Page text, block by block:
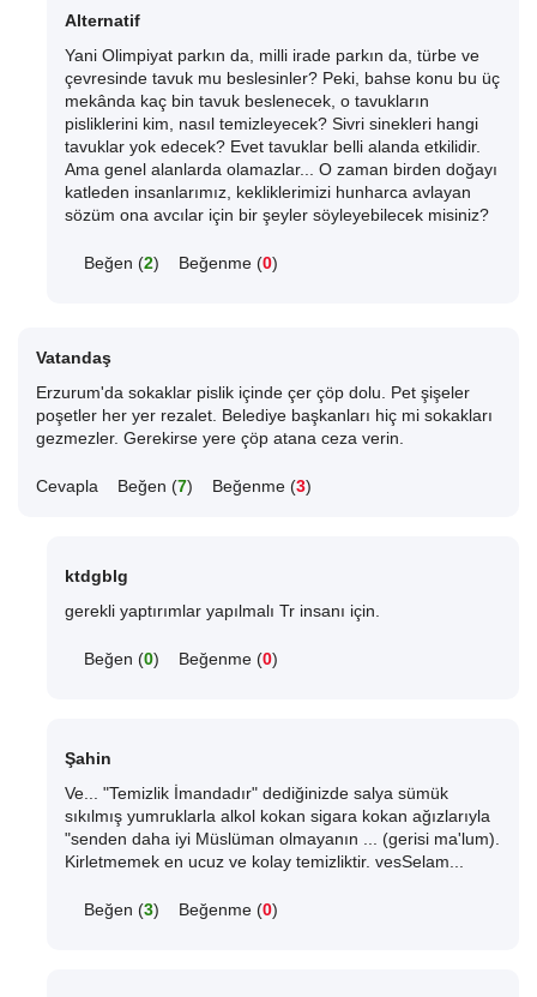
Alternatif
Yani Olimpiyat parkın da, milli irade parkın da, türbe ve
çevresinde tavuk mu beslesinler? Peki, bahse konu bu üç
mekânda kaç bin tavuk beslenecek, o tavukların
pisliklerini kim, nasıl temizleyecek? Sivri sinekleri hangi
tavuklar yok edecek? Evet tavuklar belli alanda etkilidir.
Ama genel alanlarda olamazlar... O zaman birden doğayı
katleden insanlarımız, kekliklerimizi hunharca avlayan
sözüm ona avcılar için bir şeyler söyleyebilecek misiniz?
Beğen (2) Beğenme (0)
Vatandaş
Erzurum'da sokaklar pislik içinde çer çöp dolu. Pet şişeler
poşetler her yer rezalet. Belediye başkanları hiç mi sokakları
gezmezler. Gerekirse yere çöp atana ceza verin.
Cevapla Beğen (7) Beğenme (3)
ktdgblg
gerekli yaptırımlar yapılmalı Tr insanı için.
Beğen (0) Beğenme (0)
Şahin
Ve... "Temizlik İmandadır" dediğinizde salya sümük
sıkılmış yumruklarla alkol kokan sigara kokan ağızlarıyla
"senden daha iyi Müslüman olmayanın ... (gerisi ma'lum).
Kirletmemek en ucuz ve kolay temizliktir. vesSelam...
Beğen (3) Beğenme (0)